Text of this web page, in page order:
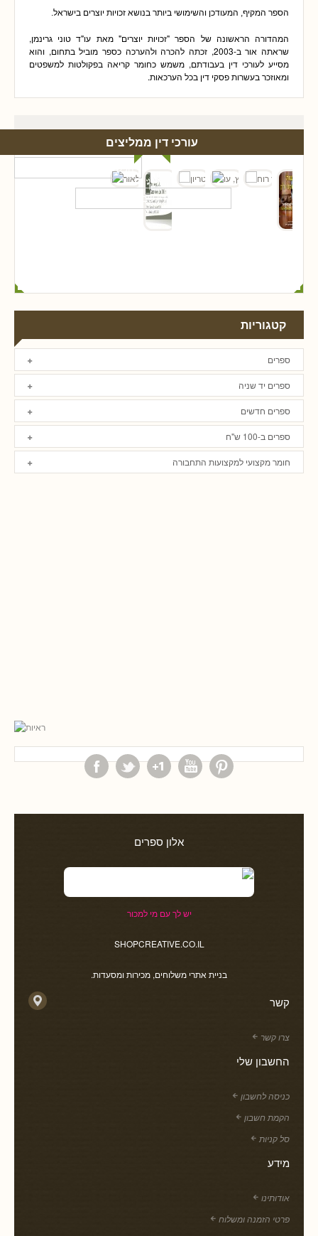
הספר המקיף, המעודכן והשימושי ביותר בנושא זכויות יוצרים בישראל.
המהדורה הראשונה של הספר "זכויות יוצרים" מאת עו"ד טוני גרינמן,
שראתה אור ב-2003, זכתה להכרה ולהערכה כספר מוביל בתחום, והוא
מסייע לעורכי דין בעבודתם, משמש כחומר קריאה בפקולטות למשפטים
ומאוזכר בעשרות פסקי דין בכל הערכאות.
עורכי דין ממליצים
קטגוריות
ספרים
ספרים יד שניה
ספרים חדשים
ספרים ב-100 ש"ח
חומר מקצועי למקצועות התחבורה
אלון ספרים
יש לך עם מי למכור
SHOPCREATIVE.CO.IL
בניית אתרי משלוחים, מכירות ומסעדות.
קשר
צרו קשר
החשבון שלי
כניסה לחשבון
הקמת חשבון
סל קניות
מידע
אודותינו
פרטי הזמנה ומשלוח